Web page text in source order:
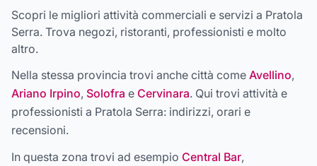
Scopri le migliori attività commerciali e servizi a Pratola
Serra. Trova negozi, ristoranti, professionisti e molto
altro.
Nella stessa provincia trovi anche città come Avellino,
Ariano Irpino, Solofra e Cervinara. Qui trovi attività e
professionisti a Pratola Serra: indirizzi, orari e
recensioni.
In questa zona trovi ad esempio Central Bar,